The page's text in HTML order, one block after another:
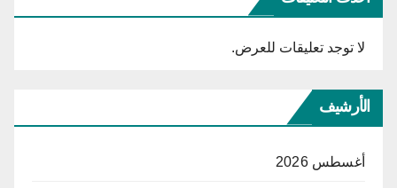
لا توجد تعليقات للعرض.
الأرشيف
أغسطس 2026